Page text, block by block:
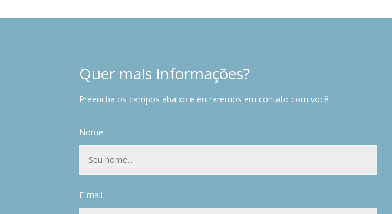
Quer mais informações?
Preencha os campos abaixo e entraremos em contato com você.
Nome
E-mail